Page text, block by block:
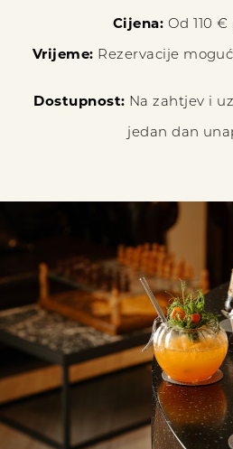
Cijena: Od 110
Vrijeme: Rezervacije
Dostupnost: Na zahtjev i
jedan dan